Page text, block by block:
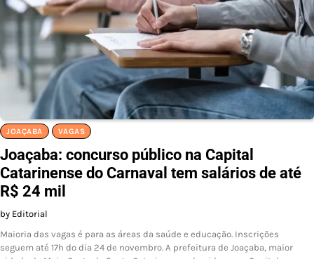
JOAÇABA VAGAS
Joaçaba: concurso público na Capital
Catarinense do Carnaval tem salários de até
R$ 24 mil
by Editorial
Maioria das vagas é para as áreas da saúde e educação. Inscrições
seguem até 17h do dia 24 de novembro. A prefeitura de Joaçaba, maior